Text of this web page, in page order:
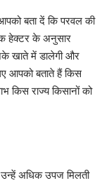
बता दें कि परवल की
हेक्टर के अनुसार
खाते में डालेगी और
आपको बताते हैं किस
किस राज्य किसानों को
अधिक उपज मिलती